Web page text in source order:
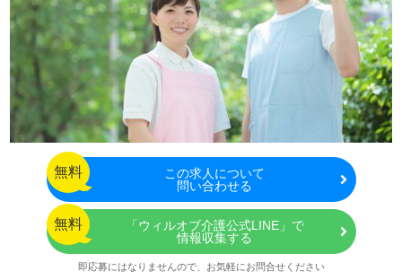
無料 この求人について
問い合わせる
無料
「ウィルオブ介護公式LINE」で
情報収集する
即応募にはなりませんので、お気軽にお問合せください